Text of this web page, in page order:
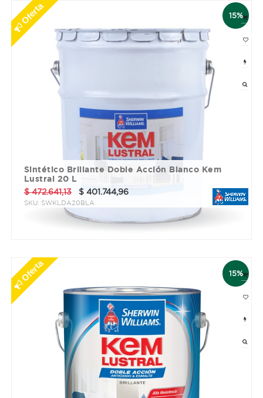
15%
Oferta
Sintético Brillante Doble Acción Blanco Kem
Lustral 20 L
$472.641,13 $ 401.744,96
SKU: SWKLDA20BLA
3 cuotas sin interés de $ 133914.99
15%
Oferta